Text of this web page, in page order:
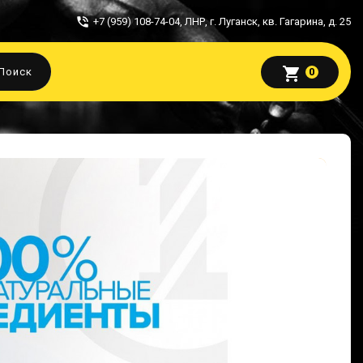
+7 (959) 108-74-04,ЛНР, г. Луганск, кв. Гагарина, д. 25
shopping_cart 0